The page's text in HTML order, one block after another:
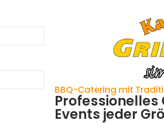
BBQ-Catering mit
Events jeder